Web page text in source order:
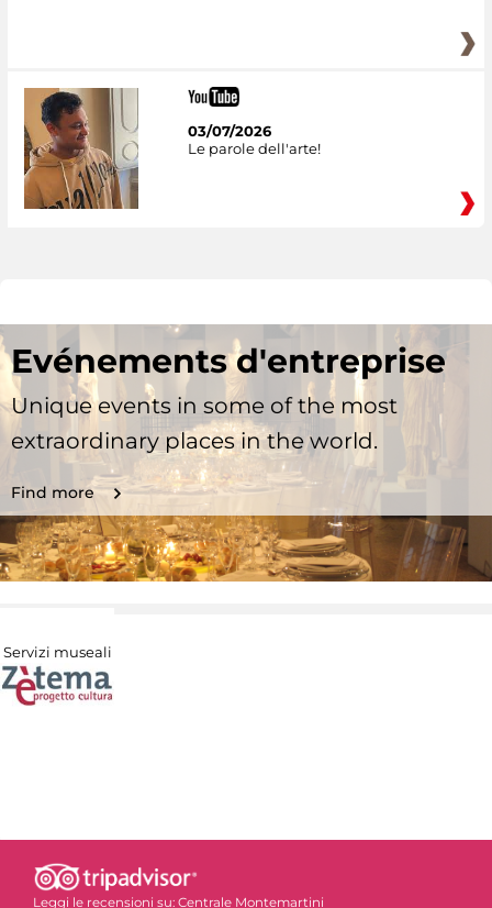
03/07/2026
Le parole dell'arte!
Evénements d'entreprise
Unique events in some of the most
extraordinary places in the world.
Find more
Servizi museali
Leggi le recensioni su: Centrale Montemartini